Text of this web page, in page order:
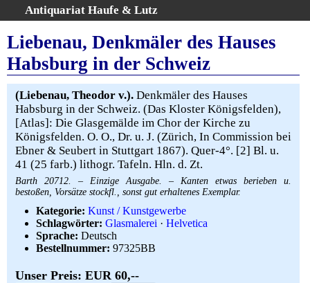
Antiquariat Haufe & Lutz
Home
Gesamtbestand
Erweiterte Suche
Kategorien
Schlagwörter
Warenkorb
AGB
Widerruf
Aktuelle Kataloge
Kontakt
Ankauf
Links
Liebenau, Denkmäler des Hauses
Habsburg in der Schweiz
(Liebenau, Theodor v.). Denkmäler des Hauses
Habsburg in der Schweiz. (Das Kloster Königsfelden),
[Atlas]: Die Glasgemälde im Chor der Kirche zu
Königsfelden. O. O., Dr. u. J. (Zürich, In Commission bei
Ebner & Seubert in Stuttgart 1867). Quer-4°. [2] Bl. u.
41 (25 farb.) lithogr. Tafeln. Hln. d. Zt.
Barth 20712. – Einzige Ausgabe. – Kanten etwas berieben u.
bestoßen, Vorsätze stockfl., sonst gut erhaltenes Exemplar.
Kategorie: Kunst / Kunstgewerbe
Schlagwörter: Glasmalerei · Helvetica
Sprache: Deutsch
Bestellnummer: 97325BB
Unser Preis: EUR 60,--